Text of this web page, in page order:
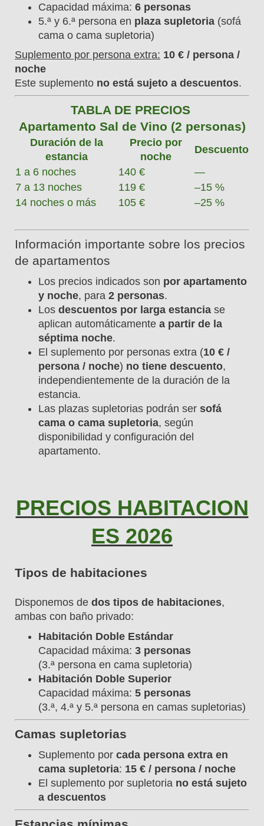
Capacidad máxima: 6 personas
5.ª y 6.ª persona en plaza supletoria (sofá
cama o cama supletoria)
Suplemento por persona extra: 10 € / persona /
noche
Este suplemento no está sujeto a descuentos.
TABLA DE PRECIOS
Apartamento Sal de Vino (2 personas)
Duración de la
estancia
Precio por
noche
Descuento
1 a 6 noches
140 €
—
7 a 13 noches
119 €
–15 %
14 noches o más
105 € –25 %
Información importante sobre los precios
de apartamentos
Los precios indicados son por apartamento
y noche, para 2 personas.
Los descuentos por larga estancia se
aplican automáticamente a partir de la
séptima noche.
El suplemento por personas extra (10 € /
persona / noche) no tiene descuento,
independientemente de la duración de la
estancia.
Las plazas supletorias podrán ser sofá
cama o cama supletoria, según
disponibilidad y configuración del
apartamento.
PRECIOS HABITACION
ES 2026
Tipos de habitaciones
Disponemos de dos tipos de habitaciones,
ambas con baño privado:
Habitación Doble Estándar
Capacidad máxima: 3 personas
(3.ª persona en cama supletoria)
Habitación Doble Superior
Capacidad máxima: 5 personas
(3.ª, 4.ª y 5.ª persona en camas supletorias)
Camas supletorias
Suplemento por cada persona extra en
cama supletoria: 15 € / persona / noche
El suplemento por supletoria no está sujeto
a descuentos